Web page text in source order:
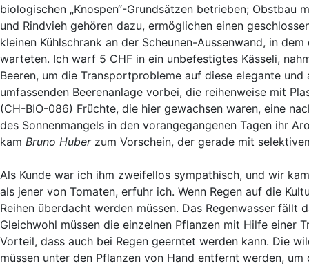
biologischen „Knospen“-Grundsätzen betrieben; Obstbau
und Rindvieh gehören dazu, ermöglichen einen
kleinen Kühlschrank an der Scheunen-Aussenwand, in
warteten. Ich warf 5 CHF in ein unbefestigtes Kässeli,
Beeren, um die Transportprobleme auf diese elegante
umfassenden Beerenanlage vorbei, die reihenweise mit
(CH-BIO-086) Früchte, die hier gewachsen waren, eine
des Sonnenmangels in den vorangegangenen Tagen ihr
kam Bruno Huberzum Vorschein, der gerade mit
Als Kunde war ich ihm zweifellos sympathisch, und wir
als jener von Tomaten, erfuhr ich. Wenn Regen auf die
Reihen überdacht werden müssen. Das Regenwasser
Gleichwohl müssen die einzelnen Pflanzen mit Hilfe einer
Vorteil, dass auch bei Regen geerntet werden kann. Die
müssen unter den Pflanzen von Hand entfernt werden,